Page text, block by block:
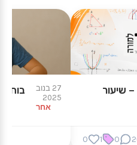
שיעור
0
1
0
27 בנוב
2025
אחר